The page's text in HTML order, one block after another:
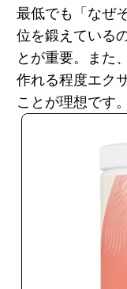
最低でも 「なぜ
位を鍛えている
とが重要。
また
作れる程度エク
ことが理想です。